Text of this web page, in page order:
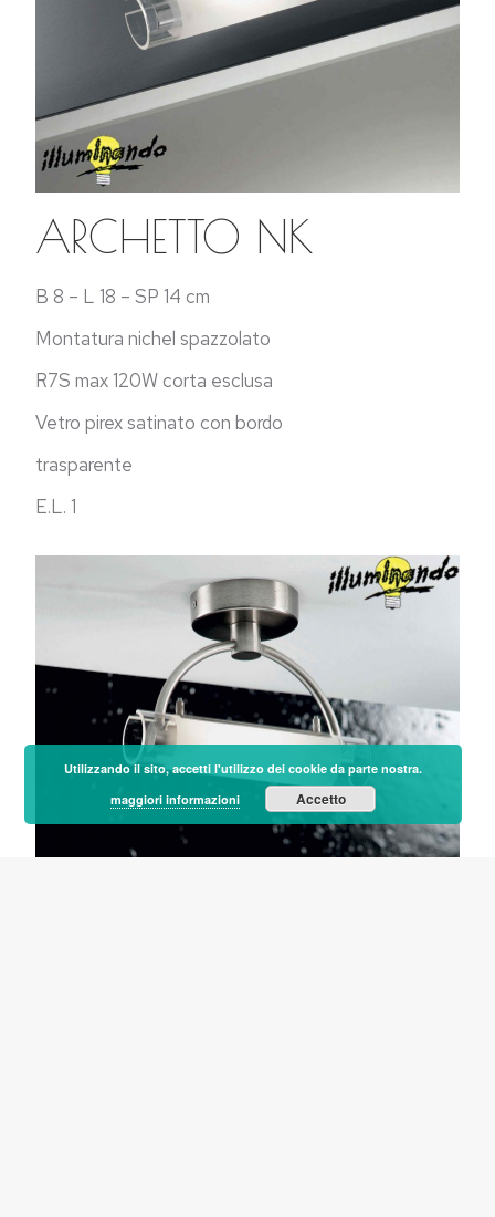
ARCHETTO NK
B 8 – L 18 – SP 14 cm
Montatura nichel spazzolato
R7S max 120W corta esclusa
Vetro pirex satinato con bordo
trasparente
E.L. 1
Utilizzando il sito, accetti l'utilizzo dei cookie da parte nostra.
maggiori informazioni
Accetto